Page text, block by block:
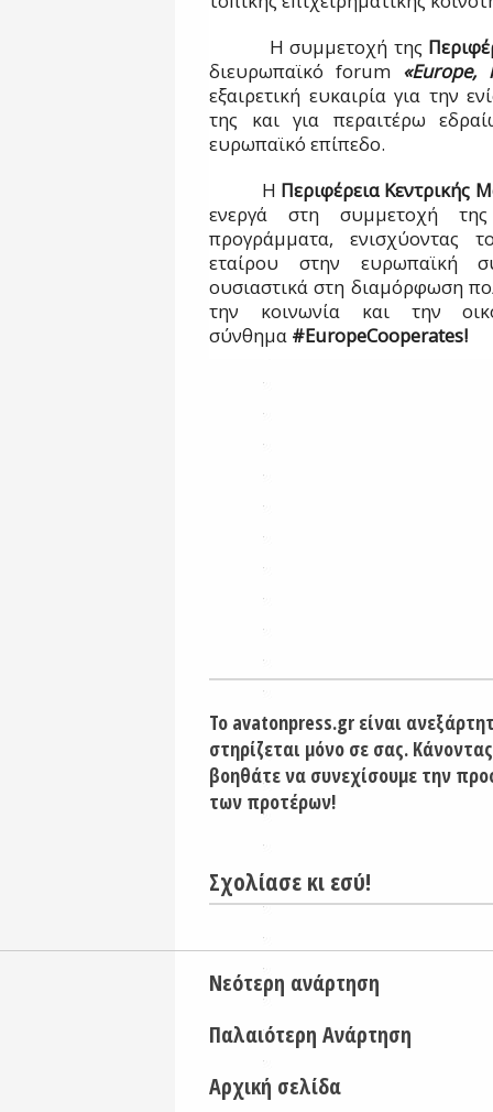
Η συμμετοχή της
διευρωπαϊκό forum «Europe,
εξαιρετική ευκαιρία για την
της και για περαιτέρω
ευρωπαϊκό επίπεδο.
Η Περιφέρεια Κεντρικής
ενεργά στη συμμετοχή
προγράμματα, ενισχύοντας
εταίρου στην ευρωπαϊκή
ουσιαστικά στη διαμόρφωση
την κοινωνία και την
σύνθημα #EuropeCooperates!
Το avatonpress.gr είναι
στηρίζεται μόνο σε σας.
βοηθάτε να συνεχίσουμε την
των προτέρων!
Σχολίασε κι εσύ!
Νεότερη ανάρτηση
Παλαιότερη Ανάρτηση
Αρχική σελίδα